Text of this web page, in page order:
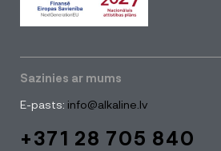
Sazinies ar mums
E-pasts: info@alkaline.lv
+371 28 705 840